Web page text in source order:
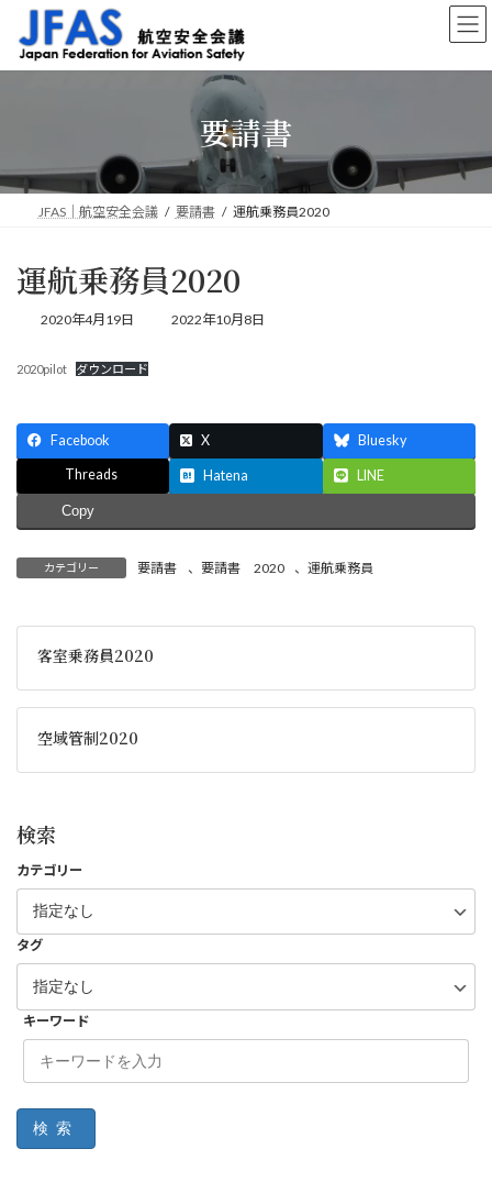
ン
ッ
ー
移
要請書
JFAS｜航空安全会議 要請書 運航乗務員2020
運航乗務員2020
2020年4月19日
最
2022年10月8日
2020pilot ダウンロード
Facebook X Bluesky
Threads Hatena LINE
Copy
カテゴリー 要請書 、 要請書 2020 、運航乗務員
客室乗務員2020
空域管制2020
検索
カテゴリー
タグ
キーワード
検索